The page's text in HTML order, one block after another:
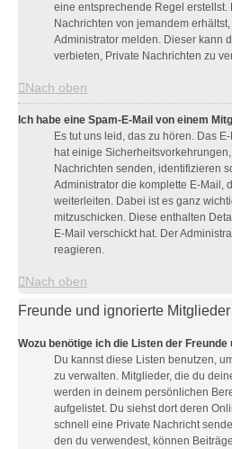
eine entsprechende Regel erstellst.
Nachrichten von jemandem
Administrator melden. Dieser kann
verbieten, Private Nachrichten zu
Nach oben
Ich habe eine Spam-E-Mail von einem
Es tut uns leid, das zu hören. Das
hat einige
Nachrichten senden, identifizieren
Administrator die komplette E-Mail,
weiterleiten. Dabei ist es ganz
mitzuschicken. Diese enthalten
E-Mail verschickt hat. Der
reagieren.
Nach oben
Freunde und ignorierte Mitglieder
Wozu benötige ich die Listen der
Du kannst diese Listen benutzen,
zu verwalten. Mitglieder, die du
werden in deinem persönlichen
aufgelistet. Du siehst dort deren
schnell eine Private Nachricht
den du verwendest, können